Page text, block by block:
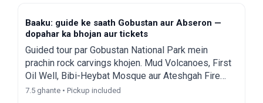
Baaku: guide ke saath Gobustan aur Abseron —
dopahar ka bhojan aur tickets
Guided tour par Gobustan National Park mein
prachin rock carvings khojen. Mud Volcanoes, First
Oil Well, Bibi-Heybat Mosque aur Ateshgah Fire
Temple dekhen.
7.5 ghante • Pickup included